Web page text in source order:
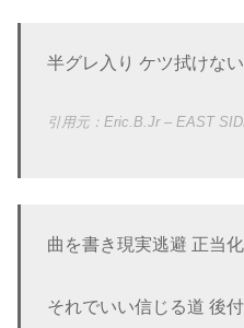
半グレ入り ケツ拭けな
Eric.B.Jr – EAST
曲を書き現実逃避 正当
それでいい信じる道 後